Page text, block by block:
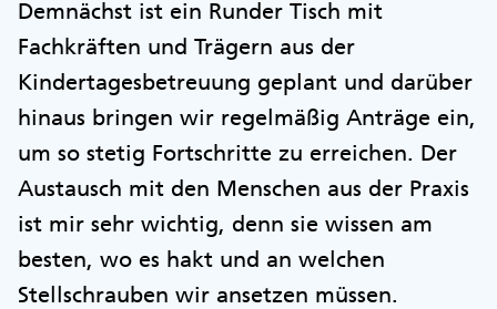
Demnächst ist ein Runder Tisch mit
Fachkräften und Trägern aus der
Kindertagesbetreuung geplant und darüber
hinaus bringen wir regelmäßig Anträge ein,
um so stetig Fortschritte zu erreichen. Der
Austausch mit den Menschen aus der Praxis
ist mir sehr wichtig, denn sie wissen am
besten, wo es hakt und an welchen
Stellschrauben wir ansetzen müssen.